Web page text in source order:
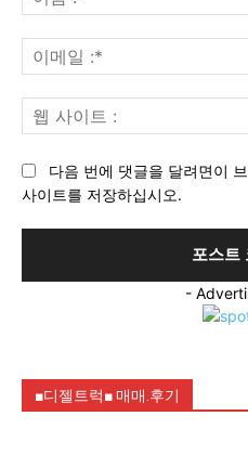
:
다음 번에 댓글을 달려면이
사이트를 저장하십시오.
-
■디젤트럭■ 매매.후기